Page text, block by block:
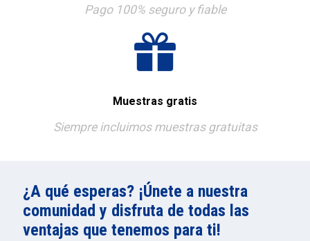
Pago 100% seguro y fiable
Muestras gratis
Siempre incluimos muestras gratuitas
¿A qué esperas? ¡Únete a nuestra
comunidad y disfruta de todas las
ventajas que tenemos para ti!